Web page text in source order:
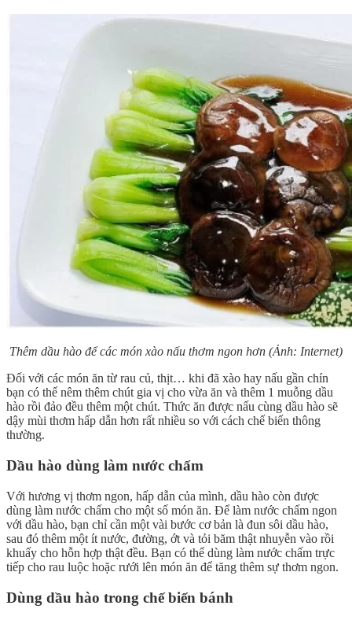
Thêm dầu hào để các món xào nấu thơm ngon hơn (Ảnh: Internet)
Đối với các món ăn từ rau củ, thịt… khi đã xào hay nấu gần chín
bạn có thể nêm thêm chút gia vị cho vừa ăn và thêm 1 muỗng dầu
hào rồi đảo đều thêm một chút. Thức ăn được nấu cùng dầu hào sẽ
dậy mùi thơm hấp dẫn hơn rất nhiều so với cách chế biến thông
thường.
Dầu hào dùng làm nước chấm
Với hương vị thơm ngon, hấp dẫn của mình, dầu hào còn được
dùng làm nước chấm cho một số món ăn. Để làm nước chấm ngon
với dầu hào, bạn chỉ cần một vài bước cơ bản là đun sôi dầu hào,
sau đó thêm một ít nước, đường, ớt và tỏi băm thật nhuyễn vào rồi
khuấy cho hỗn hợp thật đều. Bạn có thể dùng làm nước chấm trực
tiếp cho rau luộc hoặc rưới lên món ăn để tăng thêm sự thơm ngon.
Dùng dầu hào trong chế biến bánh